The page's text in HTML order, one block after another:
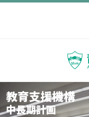
教育支援機構
中長期計画